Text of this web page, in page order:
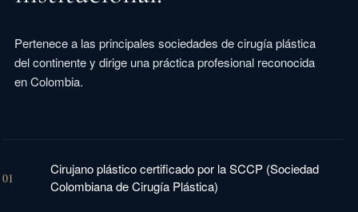
Pertenece a las principales sociedades de cirugía plástica
del continente y dirige una práctica profesional reconocida
en Colombia.
01
Cirujano plástico certificado por la SCCP (Sociedad
Colombiana de Cirugía Plástica)